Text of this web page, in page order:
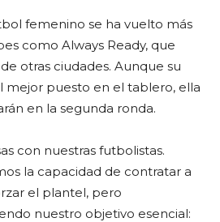
femenino se ha vuelto más
como Always Ready, que
otras ciudades. Aunque su
mejor puesto en el tablero, ella
en la segunda ronda.
con nuestras futbolistas.
la capacidad de contratar a
el plantel, pero
nuestro objetivo esencial: